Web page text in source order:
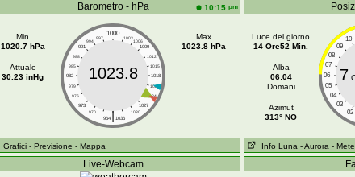
Barometro - hPa 10:15 pm
Min
1020.7 hPa
Attuale
30.23 inHg
1000
997 1003
994
1006
991
1009
988
1012
985
1015
982
1018
979
1021
976
1024
973
1027
970
1030
|
964 1036
1023.8
Max
1023.8 hPa
Grafici - Previsione - Mappa
Luce del giorno
14 Ore52 Min.
Alba
06:04
Domani
Azimut
313° NO
10
09
08
07
06
05
04
03
02
7
Info Luna - Aurora -
Live-Webcam